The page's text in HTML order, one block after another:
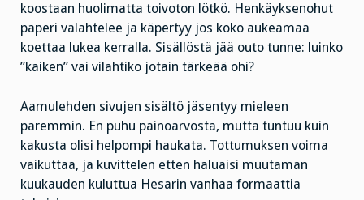
koostaan huolimatta toivoton lötkö. Henkäyksenohut
paperi valahtelee ja käpertyy jos koko aukeamaa
koettaa lukea kerralla. Sisällöstä jää outo tunne: luinko
”kaiken” vai vilahtiko jotain tärkeää ohi?
Aamulehden sivujen sisältö jäsentyy mieleen
paremmin. En puhu painoarvosta, mutta tuntuu kuin
kakusta olisi helpompi haukata. Tottumuksen voima
vaikuttaa, ja kuvittelen etten haluaisi muutaman
kuukauden kuluttua Hesarin vanhaa formaattia